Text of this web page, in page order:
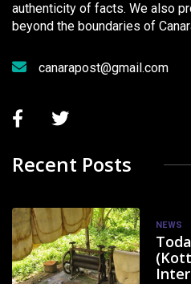
authenticity of facts. We also
beyond the boundaries of
canarapost@gmail.com
Recent Posts
NEWS